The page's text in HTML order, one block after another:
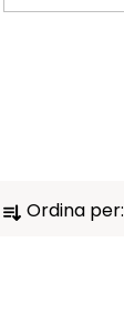
OOrdina per: